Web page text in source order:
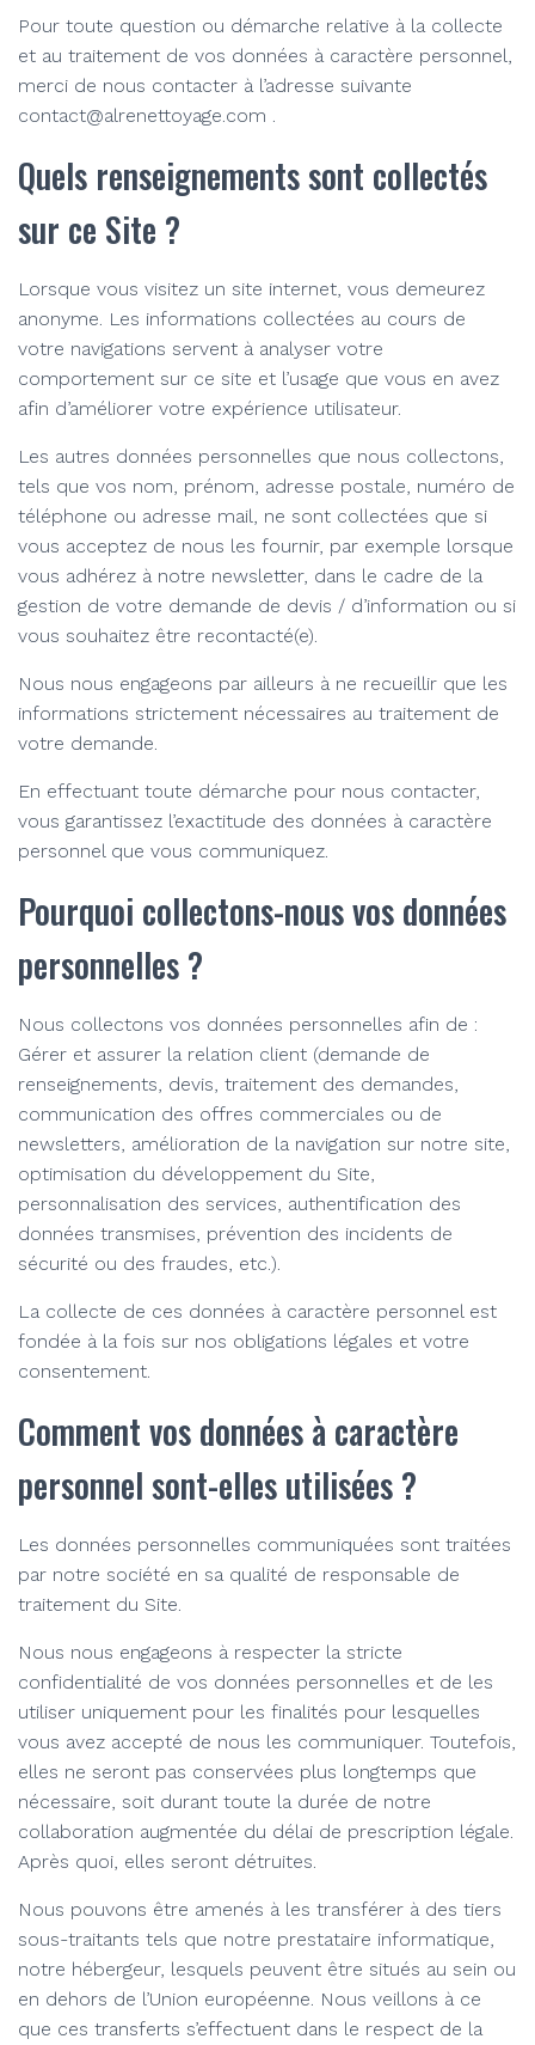
Pour toute question ou démarche relative à la collecte
et au traitement de vos données à caractère personnel,
merci de nous contacter à l’adresse suivante
contact@alrenettoyage.com .
Quels renseignements sont collectés
sur ce Site ?
Lorsque vous visitez un site internet, vous demeurez
anonyme. Les informations collectées au cours de
votre navigations servent à analyser votre
comportement sur ce site et l’usage que vous en avez
afin d’améliorer votre expérience utilisateur.
Les autres données personnelles que nous collectons,
tels que vos nom, prénom, adresse postale, numéro de
téléphone ou adresse mail, ne sont collectées que si
vous acceptez de nous les fournir, par exemple lorsque
vous adhérez à notre newsletter, dans le cadre de la
gestion de votre demande de devis / d’information ou si
vous souhaitez être recontacté(e).
Nous nous engageons par ailleurs à ne recueillir que les
informations strictement nécessaires au traitement de
votre demande.
En effectuant toute démarche pour nous contacter,
vous garantissez l’exactitude des données à caractère
personnel que vous communiquez.
Pourquoi collectons-nous vos données
personnelles ?
Nous collectons vos données personnelles afin de :
Gérer et assurer la relation client (demande de
renseignements, devis, traitement des demandes,
communication des offres commerciales ou de
newsletters, amélioration de la navigation sur notre site,
optimisation du développement du Site,
personnalisation des services, authentification des
données transmises, prévention des incidents de
sécurité ou des fraudes, etc.).
La collecte de ces données à caractère personnel est
fondée à la fois sur nos obligations légales et votre
consentement.
Comment vos données à caractère
personnel sont-elles utilisées ?
Les données personnelles communiquées sont traitées
par notre société en sa qualité de responsable de
traitement du Site.
Nous nous engageons à respecter la stricte
confidentialité de vos données personnelles et de les
utiliser uniquement pour les finalités pour lesquelles
vous avez accepté de nous les communiquer. Toutefois,
elles ne seront pas conservées plus longtemps que
nécessaire, soit durant toute la durée de notre
collaboration augmentée du délai de prescription légale.
Après quoi, elles seront détruites.
Nous pouvons être amenés à les transférer à des tiers
sous-traitants tels que notre prestataire informatique,
notre hébergeur, lesquels peuvent être situés au sein ou
en dehors de l’Union européenne. Nous veillons à ce
que ces transferts s’effectuent dans le respect de la